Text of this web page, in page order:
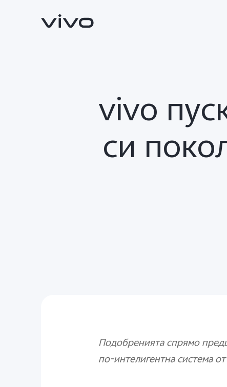
vivo
си
Подобренията спрямо
по-интелигентна система